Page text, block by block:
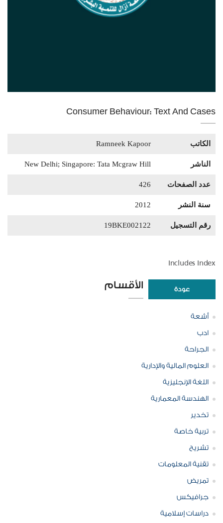
Consumer Behaviour: Text And Cases
الكاتب Ramneek Kapoor
الناشر New Delhi; Singapore: Tata Mcgraw Hill
عدد الصفحات 426
سنة النشر 2012
رقم التسجيل 19BKE002122
Includes Index
عودة الأقسام
أشعة
ادب
الجراحة
العلوم المالية والإدارية
اللغة الإنجليزية
الهندسة المعمارية
تخدير
تربية خاصة
تشريح
تقنية المعلومات
تمريض
جرافيكس
دراسات إسلامية